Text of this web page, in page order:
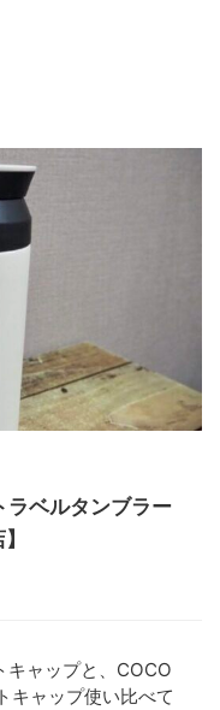
ラベルタンブラー
キャップと、COCO
キャップ使い比べて